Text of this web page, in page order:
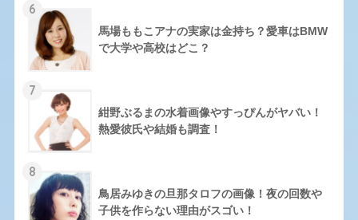
6
馬場ももこアナの実家は金持ち？愛車はBMW
で大学や高校はどこ？
7
紺野ぶるまの水着画像やすっぴんがヤバい！
熱愛彼氏や結婚も調査！
8
鳥居みゆきの旦那タロフの画像！夜の回数や
子供を作らない理由がスゴい！